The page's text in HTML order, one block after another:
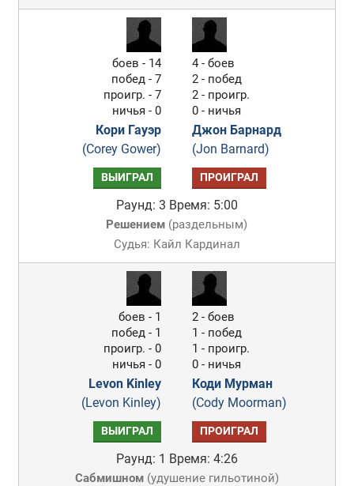
боев - 14
побед - 7
проигр. - 7
ничья - 0
Кори Гауэр
(Corey Gower)
4 - боев
2 - побед
2 - проигр.
0 - ничья
Джон Барнард
(Jon Barnard)
ВЫИГРАЛ ПРОИГРАЛ
Раунд: 3 Время: 5:00
Решением (раздельным)
Судья: Кайл Кардинал
боев - 1
побед - 1
проигр. - 0
ничья - 0
Levon Kinley
(Levon Kinley)
2 - боев
1 - побед
1 - проигр.
0 - ничья
Коди Мурман
(Cody Moorman)
ВЫИГРАЛ ПРОИГРАЛ
Раунд: 1 Время: 4:26
Сабмишном(удушение гильотиной)